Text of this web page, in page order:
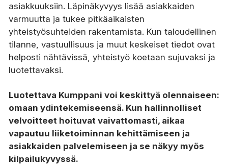
asiakkuuksiin. Läpinäkyvyys lisää asiakkaiden
varmuutta ja tukee pitkäaikaisten
yhteistyösuhteiden rakentamista. Kun taloudellinen
tilanne, vastuullisuus ja muut keskeiset tiedot ovat
helposti nähtävissä, yhteistyö koetaan sujuvaksi ja
luotettavaksi.
Luotettava Kumppani voi keskittyä olennaiseen:
omaan ydintekemiseensä. Kun hallinnolliset
velvoitteet hoituvat vaivattomasti, aikaa
vapautuu liiketoiminnan kehittämiseen ja
asiakkaiden palvelemiseen ja se näkyy myös
kilpailukyvyssä.